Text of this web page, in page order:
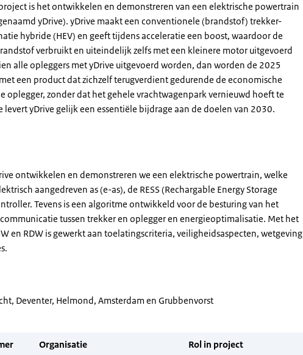
is het ontwikkelen en demonstreren van een elektrische powertrain
yDrive). yDrive maakt een conventionele (brandstof) trekker-
hybride (HEV) en geeft tijdens acceleratie een boost, waardoor de
verbruikt en uiteindelijk zelfs met een kleinere motor uitgevoerd
alle opleggers met yDrive uitgevoerd worden, dan worden de 2025
een product dat zichzelf terugverdient gedurende de economische
oplegger, zonder dat het gehele vrachtwagenpark vernieuwd hoeft te
levert yDrive gelijk een essentiële bijdrage aan de doelen van 2030.
ontwikkelen en demonstreren we een elektrische powertrain, welke
aangedreven as (e-as), de RESS (Rechargable Energy Storage
Tevens is een algoritme ontwikkeld voor de besturing van het
tussen trekker en oplegger en energieoptimalisatie. Met het
en RDW is gewerkt aan toelatingscriteria, veiligheidsaspecten, wetgeving
Deventer, Helmond, Amsterdam en Grubbenvorst
Organisatie Rol in project